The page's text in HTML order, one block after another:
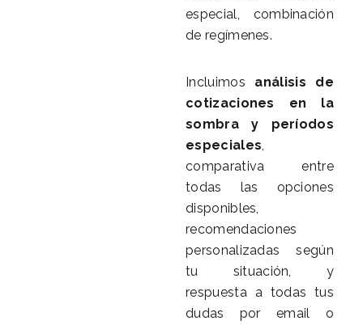
especial, combinación
de regímenes.
Incluimos análisis de
cotizaciones en la
sombra y períodos
especiales,
comparativa entre
todas las opciones
disponibles,
recomendaciones
personalizadas según
tu situación, y
respuesta a todas tus
dudas por email o